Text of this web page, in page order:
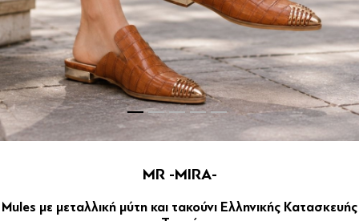
MR -MIRA-
Mules με μεταλλική μύτη και τακούνι Ελληνικής Κατασκευής